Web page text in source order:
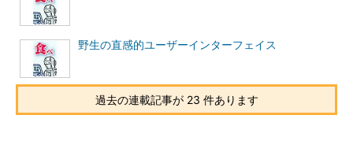
野生の直感的ユーザーインターフェイス
過去の連載記事が 23 件あります